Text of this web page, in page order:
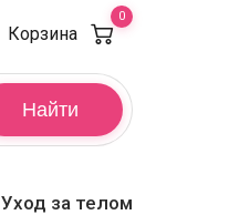
Корзина
0
Найти
Уход за телом